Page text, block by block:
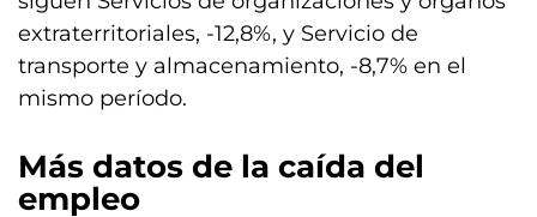
extraterritoriales, -12,8%, y Servicio de
transporte y almacenamiento, -8,7% en el
mismo período.
Más datos de la caída del
empleo